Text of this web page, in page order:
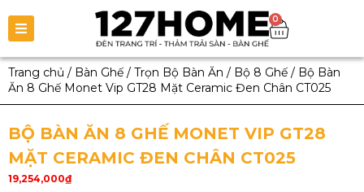
0
Trang chủ / Bàn Ghế / Trọn Bộ Bàn Ăn / Bộ 8 Ghế / Bộ Bàn
Ăn 8 Ghế Monet Vip GT28 Mặt Ceramic Đen Chân CT025
BỘ BÀN ĂN 8 GHẾ MONET VIP GT28
MẶT CERAMIC ĐEN CHÂN CT025
19,254,000₫